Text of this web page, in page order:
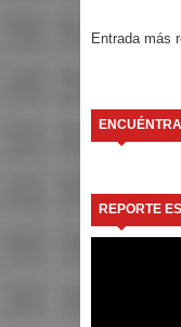
Entrada más
REPORTE